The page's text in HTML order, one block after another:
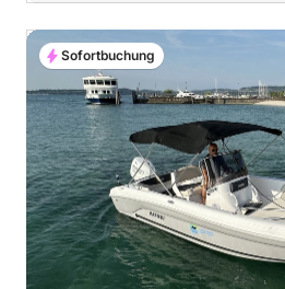
Sofortbuchung